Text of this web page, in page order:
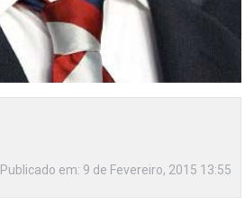
Publicado em: 9 de Fevereiro, 2015 13:55